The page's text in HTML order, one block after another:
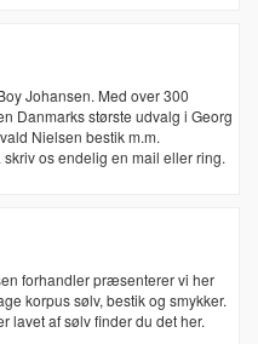
Johansen. Med over 300
Danmarks største udvalg i Georg
Nielsen bestik m.m.
os endelig en mail eller ring.
forhandler præsenterer vi her
korpus sølv, bestik og smykker.
lavet af sølv finder du det her.